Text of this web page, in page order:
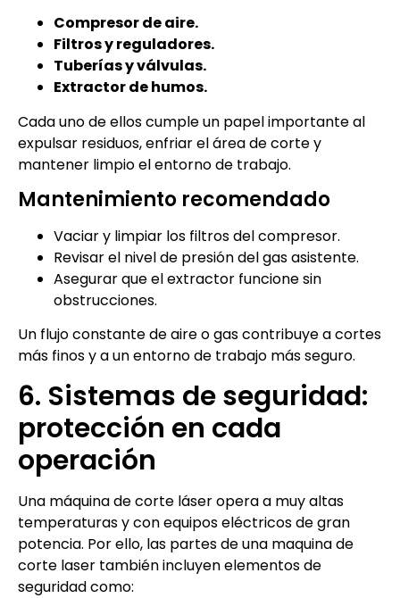
Compresor de aire.
Filtros y reguladores.
Tuberías y válvulas.
Extractor de humos.
Cada uno de ellos cumple un papel importante al
expulsar residuos, enfriar el área de corte y
mantener limpio el entorno de trabajo.
Mantenimiento recomendado
Vaciar y limpiar los filtros del compresor.
Revisar el nivel de presión del gas asistente.
Asegurar que el extractor funcione sin
obstrucciones.
Un flujo constante de aire o gas contribuye a cortes
más finos y a un entorno de trabajo más seguro.
6. Sistemas de seguridad:
protección en cada
operación
Una máquina de corte láser opera a muy altas
temperaturas y con equipos eléctricos de gran
potencia. Por ello, las partes de una maquina de
corte laser también incluyen elementos de
seguridad como: